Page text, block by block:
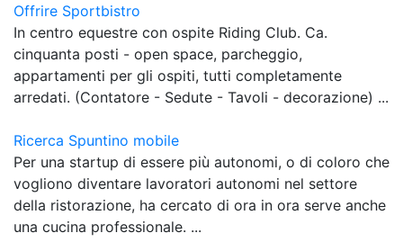
Offrire Sportbistro
In centro equestre con ospite Riding Club. Ca.
cinquanta posti - open space, parcheggio,
appartamenti per gli ospiti, tutti completamente
arredati. (Contatore - Sedute - Tavoli - decorazione) ...
Ricerca Spuntino mobile
Per una startup di essere più autonomi, o di coloro che
vogliono diventare lavoratori autonomi nel settore
della ristorazione, ha cercato di ora in ora serve anche
una cucina professionale. ...